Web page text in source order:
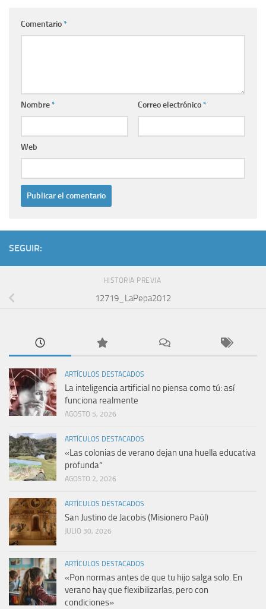
Comentario*
Nombre* Correo electrónico*
Web
SEGUIR:
HISTORIA PREVIA
12719_LaPepa2012
ARTÍCULOS DESTACADOS
La inteligencia artificial no piensa como tú: así
funciona realmente
AGOSTO 5, 2026
ARTÍCULOS DESTACADOS
«Las colonias de verano dejan una huella educativa
profunda”
AGOSTO 2, 2026
ARTÍCULOS DESTACADOS
San Justino de Jacobis (Misionero Paúl)
JULIO 30, 2026
ARTÍCULOS DESTACADOS
«Pon normas antes de que tu hijo salga solo. En
verano hay que flexibilizarlas, pero con
condiciones»